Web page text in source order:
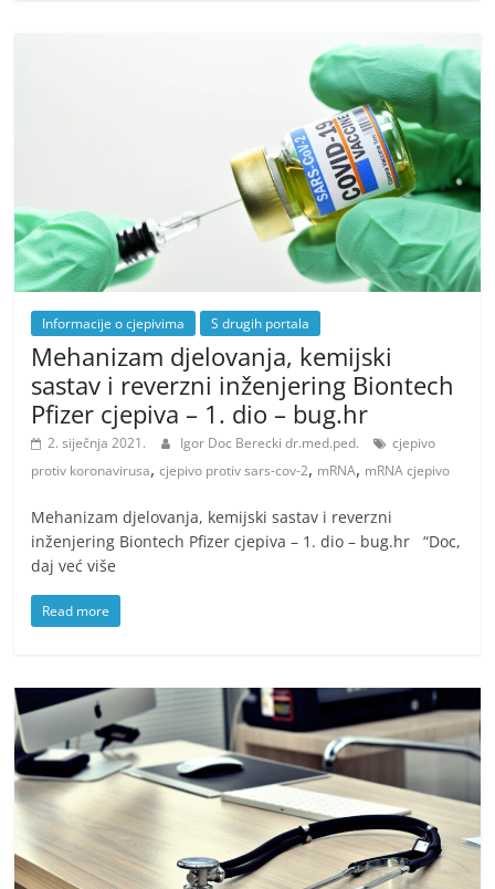
Informacije o cjepivima S drugih portala
Mehanizam djelovanja, kemijski
sastav i reverzni inženjering Biontech
Pfizer cjepiva – 1. dio – bug.hr
2. siječnja 2021. Igor Doc Berecki dr.med.ped.
cjepivo
protiv koronavirusa,cjepivo protiv sars-cov-2, mRNA, mRNA cjepivo
Mehanizam djelovanja, kemijski sastav i reverzni
inženjering Biontech Pfizer cjepiva – 1. dio – bug.hr “Doc,
daj već više
Read more